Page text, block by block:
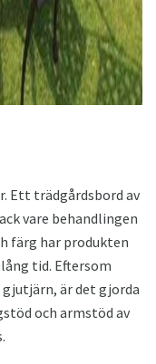
Ett trädgårdsbord av
vare behandlingen
färg har produkten
tid. Eftersom
är det gjorda
och armstöd av